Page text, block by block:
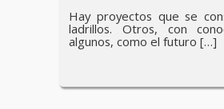
Hay proyectos que se
ladrillos. Otros, con
algunos, como el futuro […]